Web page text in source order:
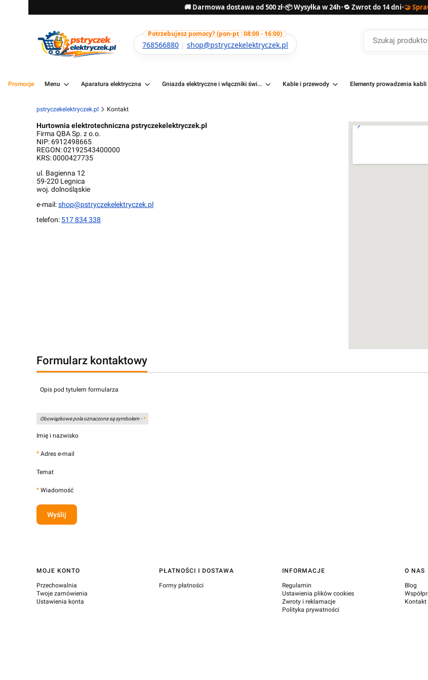
🚚 Darmowa dostawa od 500 zł•📦 Wysyłka w 24h•🔁 Zwrot do 14 dni•🤝
Potrzebujesz pomocy? (pon-pt : 08:00 - 16:00)
768566880 | shop@pstryczekelektryczek.pl
Promocje Menu Aparatura elektryczna Gniazda elektryczne i włączniki świ... Kable i przewody Elementy prowadzenia kabli
pstryczekelektryczek.pl Kontakt
Hurtownia elektrotechniczna pstryczekelektryczek.pl
Firma QBA Sp. z o.o.
NIP: 6912498665
REGON: 02192543400000
KRS: 0000427735
ul. Bagienna 12
59-220 Legnica
woj. dolnośląskie
e-mail:shop@pstryczekelektryczek.pl
telefon: 517 834 338
Formularz kontaktowy
Opis pod tytułem formularza
Obowiązkowe pola oznaczone są symbolem -*
Imię i nazwisko
* Adres e-mail
Temat
* Wiadomość
Wyślij
Linki w stopce
MOJE KONTO
Przechowalnia
Twoje zamówienia
Ustawienia konta
PŁATNOŚCI I DOSTAWA
Formy płatności
INFORMACJE
Regulamin
Ustawienia plików cookies
Zwroty i reklamacje
Polityka prywatności
O NAS
Blog
Kontakt